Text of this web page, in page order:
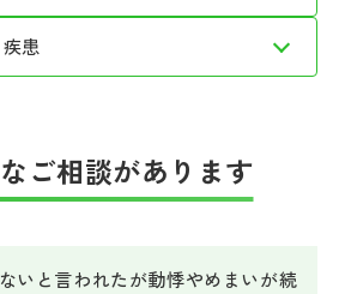
患
ご相談があります
いと言われたが動悸やめまいが続